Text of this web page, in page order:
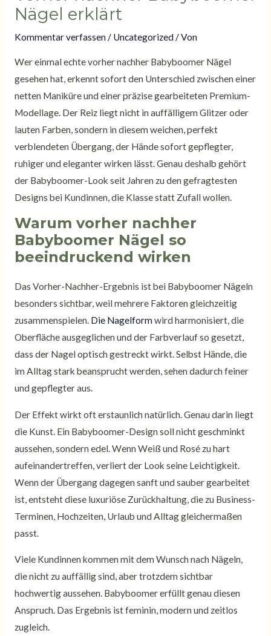
Nägel erklärt
Kommentar verfassen/ Uncategorized/ Von
Wer einmal echte vorher nachher Babyboomer Nägel
gesehen hat, erkennt sofort den Unterschied zwischen einer
netten Maniküre und einer präzise gearbeiteten Premium-
Modellage. Der Reiz liegt nicht in auffälligem Glitzer oder
lauten Farben, sondern in diesem weichen, perfekt
verblendeten Übergang, der Hände sofort gepflegter,
ruhiger und eleganter wirken lässt. Genau deshalb gehört
der Babyboomer-Look seit Jahren zu den gefragtesten
Designs bei Kundinnen, die Klasse statt Zufall wollen.
Warum vorher nachher
Babyboomer Nägel so
beeindruckend wirken
Das Vorher-Nachher-Ergebnis ist bei Babyboomer Nägeln
besonders sichtbar, weil mehrere Faktoren gleichzeitig
zusammenspielen. Die Nagelformwird harmonisiert, die
Oberfläche ausgeglichen und der Farbverlauf so gesetzt,
dass der Nagel optisch gestreckt wirkt. Selbst Hände, die
im Alltag stark beansprucht werden, sehen dadurch feiner
und gepflegter aus.
Der Effekt wirkt oft erstaunlich natürlich. Genau darin liegt
die Kunst. Ein Babyboomer-Design soll nicht geschminkt
aussehen, sondern edel. Wenn Weiß und Rosé zu hart
aufeinandertreffen, verliert der Look seine Leichtigkeit.
Wenn der Übergang dagegen sanft und sauber gearbeitet
ist, entsteht diese luxuriöse Zurückhaltung, die zu Business-
Terminen, Hochzeiten, Urlaub und Alltag gleichermaßen
passt.
Viele Kundinnen kommen mit dem Wunsch nach Nägeln,
die nicht zu auffällig sind, aber trotzdem sichtbar
hochwertig aussehen. Babyboomer erfüllt genau diesen
Anspruch. Das Ergebnis ist feminin, modern und zeitlos
zugleich.